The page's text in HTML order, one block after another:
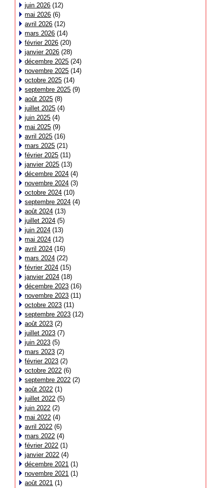
juin 2026 (12)
mai 2026 (6)
avril 2026 (12)
mars 2026 (14)
février 2026 (20)
janvier 2026 (28)
décembre 2025 (24)
novembre 2025 (14)
octobre 2025 (14)
septembre 2025 (9)
août 2025 (8)
juillet 2025 (4)
juin 2025 (4)
mai 2025 (9)
avril 2025 (16)
mars 2025 (21)
février 2025 (11)
janvier 2025 (13)
décembre 2024 (4)
novembre 2024 (3)
octobre 2024 (10)
septembre 2024 (4)
août 2024 (13)
juillet 2024 (5)
juin 2024 (13)
mai 2024 (12)
avril 2024 (16)
mars 2024 (22)
février 2024 (15)
janvier 2024 (18)
décembre 2023 (16)
novembre 2023 (11)
octobre 2023 (11)
septembre 2023 (12)
août 2023 (2)
juillet 2023 (7)
juin 2023 (5)
mars 2023 (2)
février 2023 (2)
octobre 2022 (6)
septembre 2022 (2)
août 2022 (1)
juillet 2022 (5)
juin 2022 (2)
mai 2022 (4)
avril 2022 (6)
mars 2022 (4)
février 2022 (1)
janvier 2022 (4)
décembre 2021 (1)
novembre 2021 (1)
août 2021 (1)